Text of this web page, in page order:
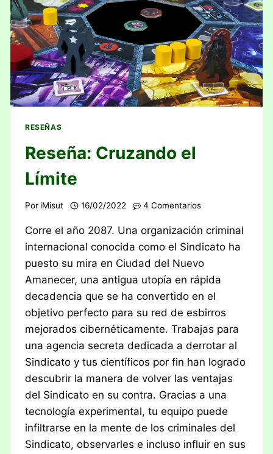
RESEÑAS
Reseña: Cruzando el
Límite
Por iMisut 16/02/2022 4 Comentarios
Corre el año 2087. Una organización criminal
internacional conocida como el Sindicato ha
puesto su mira en Ciudad del Nuevo
Amanecer, una antigua utopía en rápida
decadencia que se ha convertido en el
objetivo perfecto para su red de esbirros
mejorados cibernéticamente. Trabajas para
una agencia secreta dedicada a derrotar al
Sindicato y tus científicos por fin han logrado
descubrir la manera de volver las ventajas
del Sindicato en su contra. Gracias a una
tecnología experimental, tu equipo puede
infiltrarse en la mente de los criminales del
Sindicato, observarles e incluso influir en sus